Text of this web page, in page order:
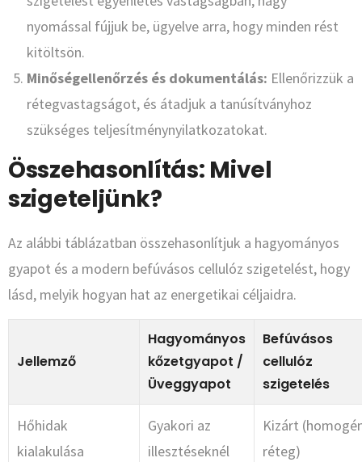
nyomással fújjuk be, ügyelve arra, hogy minden rést
kitöltsön.
Minőségellenőrzés és dokumentálás: Ellenőrizzük a
rétegvastagságot, és átadjuk a tanúsítványhoz
szükséges teljesítménynyilatkozatokat.
Összehasonlítás: Mivel
szigeteljünk?
Az alábbi táblázatban összehasonlítjuk a hagyományos
gyapot és a modern befúvásos cellulóz szigetelést, hogy
lásd, melyik hogyan hat az energetikai céljaidra.
Jellemző
Hagyományos
kőzetgyapot /
Üveggyapot
Befúvásos
cellulóz
szigetelés
Hőhidak
kialakulása
Gyakori az
illesztéseknél
Kizárt
réteg)